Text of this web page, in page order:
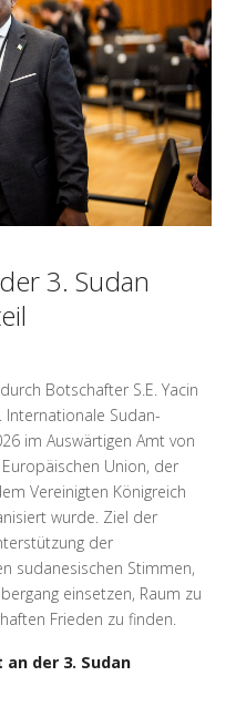
3. Sudan
Botschafter S.E. Yacin
Internationale Sudan-
im Auswärtigen Amt von
Union, der
Vereinigten Königreich
wurde. Ziel der
der
sudanesischen Stimmen,
einsetzen, Raum zu
Frieden zu finden.
der 3. Sudan